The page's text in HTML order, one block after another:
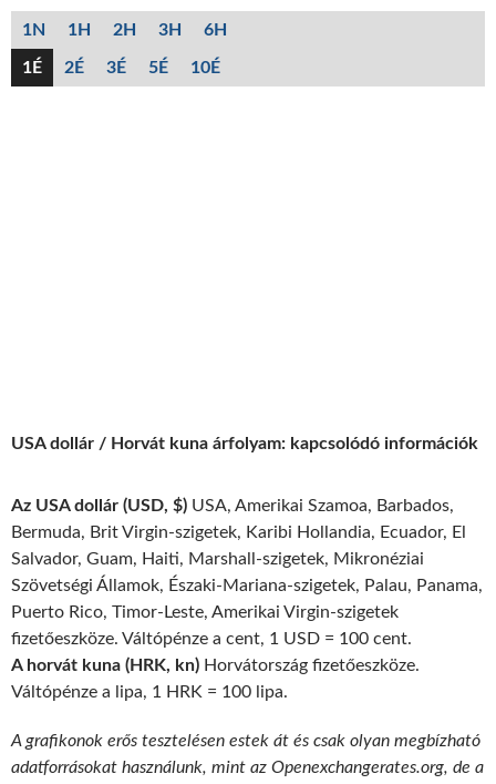
1N 1H 2H 3H 6H
1É 2É 3É 5É 10É
USA dollár / Horvát kuna árfolyam: kapcsolódó információk
Az USA dollár (USD, $) USA, Amerikai Szamoa, Barbados,
Bermuda, Brit Virgin-szigetek, Karibi Hollandia, Ecuador, El
Salvador, Guam, Haiti, Marshall-szigetek, Mikronéziai
Szövetségi Államok, Északi-Mariana-szigetek, Palau, Panama,
Puerto Rico, Timor-Leste, Amerikai Virgin-szigetek
fizetőeszköze. Váltópénze a cent, 1 USD = 100 cent.
A horvát kuna (HRK, kn) Horvátország fizetőeszköze.
Váltópénze a lipa, 1 HRK = 100 lipa.
A grafikonok erős tesztelésen estek át és csak olyan megbízható
adatforrásokat használunk, mint az Openexchangerates.org, de a